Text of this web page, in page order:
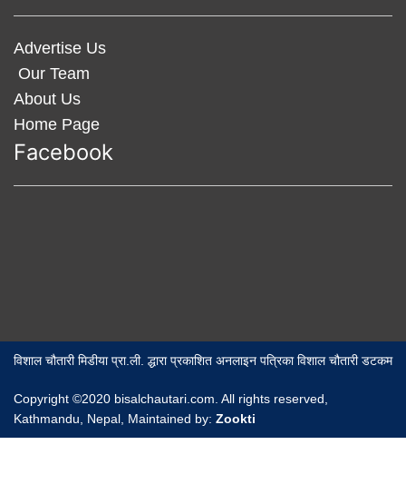
Advertise Us
Our Team
About Us
Home Page
Facebook
विशाल चौतारी मिडीया प्रा.ली. द्धारा प्रकाशित अनलाइन पत्रिका विशाल चौतारी डटकम
Copyright ©2020 bisalchautari.com. All rights reserved,
Kathmandu, Nepal, Maintained by: Zookti